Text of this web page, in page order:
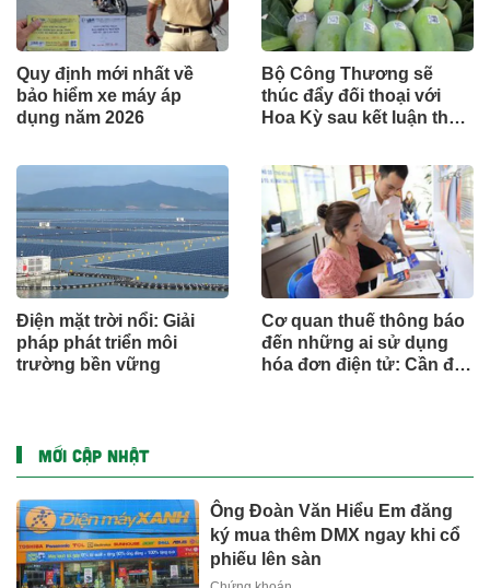
Quy định mới nhất về
bảo hiểm xe máy áp
dụng năm 2026
Bộ Công Thương sẽ
thúc đẩy đối thoại với
Hoa Kỳ sau kết luận thuế
Điện mặt trời nổi: Giải
pháp phát triển môi
trường bền vững
Cơ quan thuế thông báo
đến những ai sử dụng
hóa đơn điện tử: Cần đặc
MỚI CẬP NHẬT
Ông Đoàn Văn Hiểu Em đăng
ký mua thêm DMX ngay khi cổ
phiếu lên sàn